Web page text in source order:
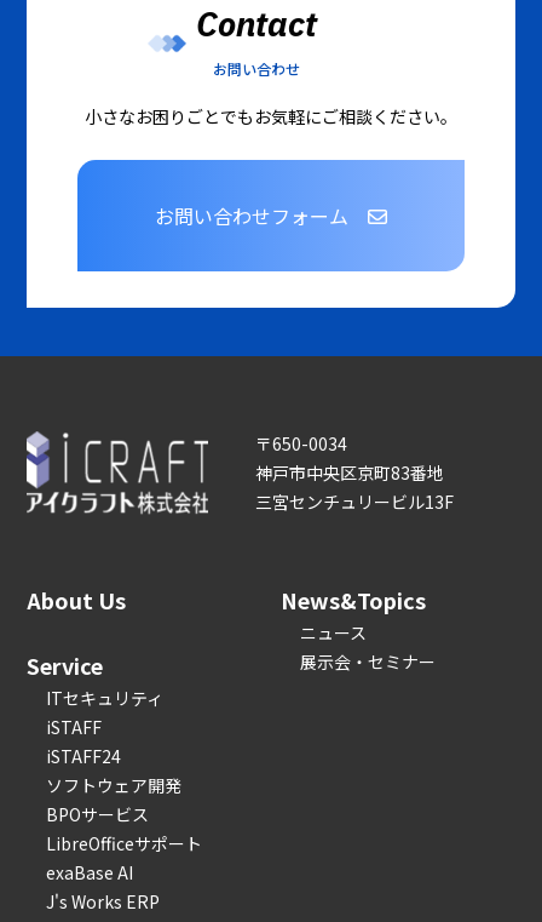
Contact
お問い合わせ
小さなお困りごとでもお気軽にご相談ください。
お問い合わせフォーム
〒650-0034
神戸市中央区京町83番地
三宮センチュリービル13F
About Us
Service
ITセキュリティ
iSTAFF
iSTAFF24
ソフトウェア開発
BPOサービス
LibreOfficeサポート
exaBase AI
J's Works ERP
News&Topics
ニュース
展示会・セミナー